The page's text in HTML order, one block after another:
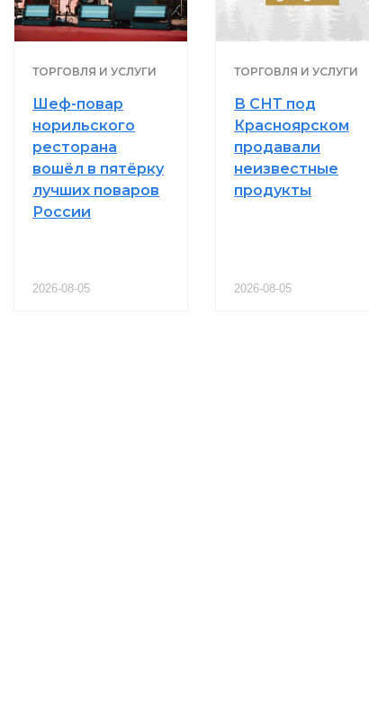
ТОРГОВЛЯ И УСЛУГИ
Шеф-повар
норильского
ресторана
вошёл в пятёрку
лучших поваров
России
2026-08-05
ТОРГОВЛЯ И УСЛУГИ
В СНТ под
Красноярском
продавали
неизвестные
продукты
2026-08-05